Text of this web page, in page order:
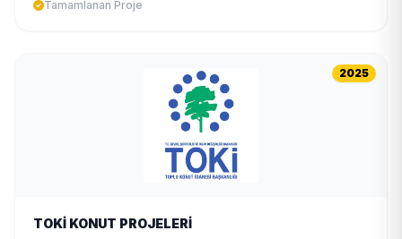
Tamamlanan Proje
2025
TOKİ KONUT PROJELERİ